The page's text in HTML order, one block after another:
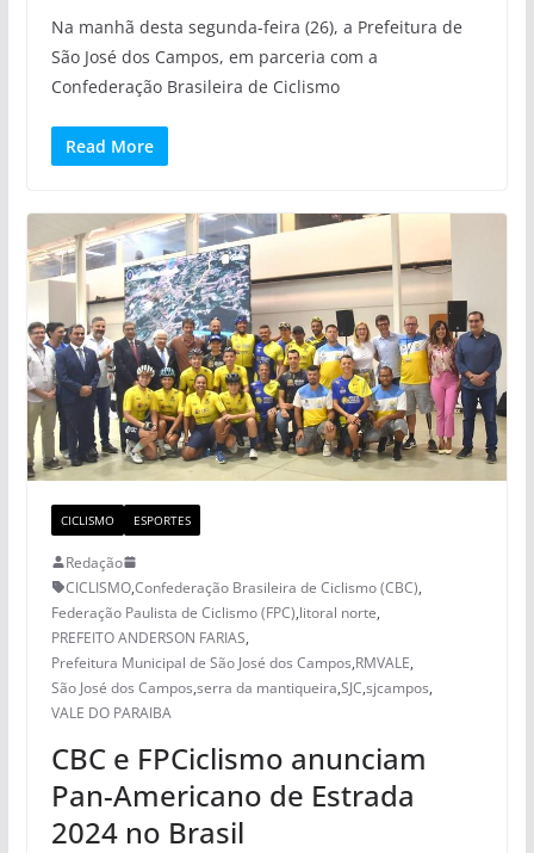
Na manhã desta segunda-feira (26), a Prefeitura de
São José dos Campos, em parceria com a
Confederação Brasileira de Ciclismo
Read More
CICLISMO ESPORTES
Redação
CICLISMO,Confederação Brasileira de Ciclismo (CBC),
Federação Paulista de Ciclismo (FPC),litoral norte,
PREFEITO ANDERSON FARIAS,
Prefeitura Municipal de São José dos Campos,RMVALE,
São José dos Campos,serra da mantiqueira,SJC,sjcampos,
VALE DO PARAIBA
CBC e FPCiclismo anunciam
Pan-Americano de Estrada
2024 no Brasil